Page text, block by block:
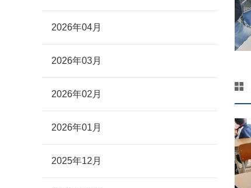
2026年04月
2026年03月
2026年02月
2026年01月
2025年12月